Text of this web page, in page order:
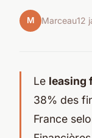
M Marceau12
Le leasing
38% des
France